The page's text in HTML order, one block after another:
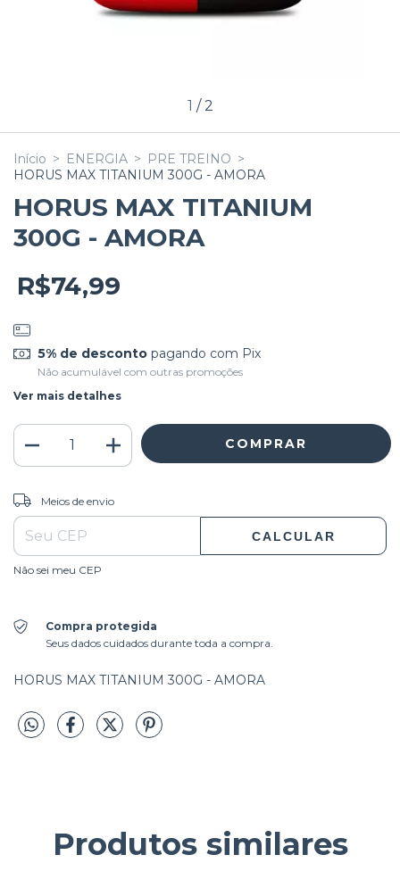
1 / 2
Início > ENERGIA > PRE TREINO >
HORUS MAX TITANIUM 300G - AMORA
HORUS MAX TITANIUM
300G - AMORA
R$74,99
5% de descontopagando com Pix
Não acumulável com outras promoções
Ver mais detalhes
Entregas para o CEP:
Meios de envio
CALCULAR
Não sei meu CEP
Compra protegida
Seus dados cuidados durante toda a compra.
HORUS MAX TITANIUM 300G - AMORA
Produtos similares